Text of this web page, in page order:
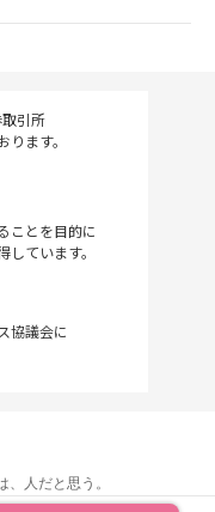
引所
ます。
ことを目的に
ています。
協議会に
、人だと思う。